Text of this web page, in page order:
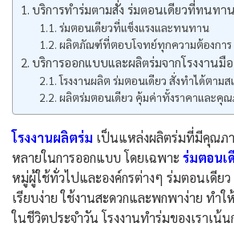
บริการทำร่มตามสั่ง ร่มตอนเดียวที่ทนทา
ร่มตอนเดียวที่แข็งแรงและทนทาน
ผลิตภัณฑ์ที่ตอบโจทย์ทุกความต้องการ
บริการออกแบบและผลิตร่มจากโรงงานมื
โรงงานผลิต ร่มตอนเดียว สั่งทำได้ตาม
ผลิตร่มตอนเดียว คุ้มค่าทั้งราคาและคุ
โรงงานผลิตร่ม เป็นแหล่งผลิตร่มที่มีคุณภ
หลายในการออกแบบ โดยเฉพาะ ร่มตอนเ
หมู่ผู้ใช้ทั่วไปและองค์กรต่างๆ ร่มตอนเดีย
เรียบง่าย ใช้งานสะดวกและพกพาง่าย ทำใ
ในชีวิตประจำวัน โรงงานทำร่มของเราเน้น